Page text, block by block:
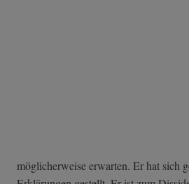
möglicherweise erwarten. Er hat sich